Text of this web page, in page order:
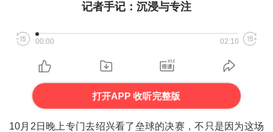
记者手记：沉浸与专注
00:00 02:10
打开APP 收听完整版
10月2日晚上专门去绍兴看了垒球的决赛，不只是因为这场